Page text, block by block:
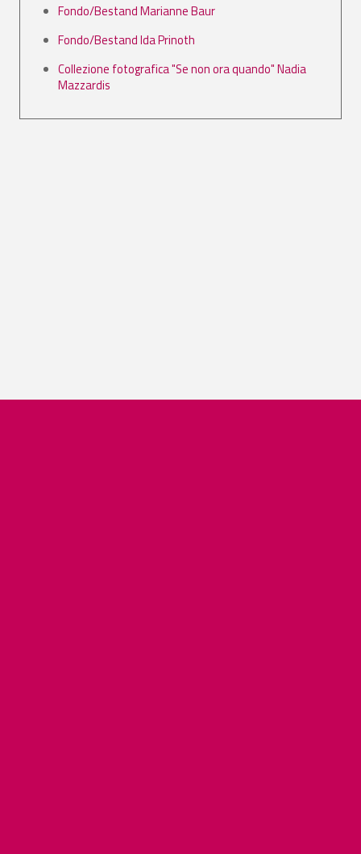
Fondo/Bestand Marianne Baur
Fondo/Bestand Ida Prinoth
Collezione fotografica "Se non ora quando" Nadia
Mazzardis